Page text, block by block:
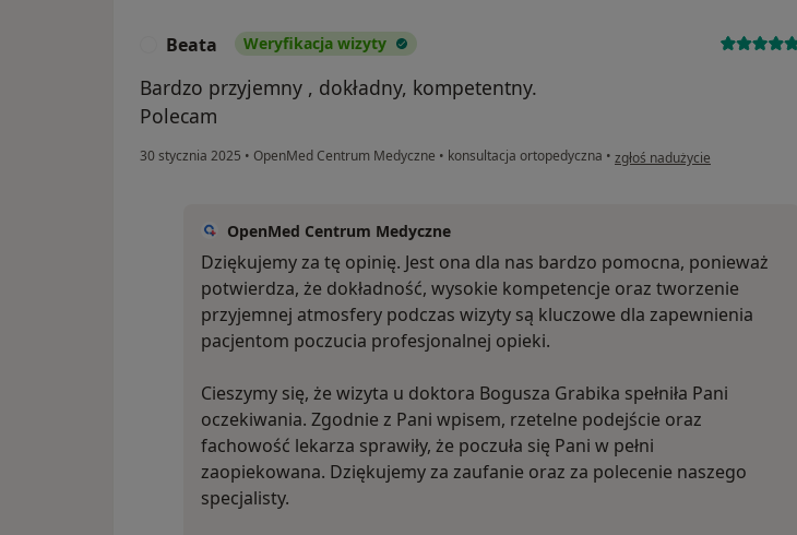
Beata Weryfikacja wizyty
Bardzo przyjemny , dokładny, kompetentny.
Polecam
30 stycznia 2025 • OpenMed Centrum Medyczne • konsultacja ortopedyczna • w opinii użytkownika Beata
zgłoś nadużycie
OpenMed Centrum Medyczne
Dziękujemy za tę opinię. Jest ona dla nas bardzo pomocna, ponieważ
potwierdza, że dokładność, wysokie kompetencje oraz tworzenie
przyjemnej atmosfery podczas wizyty są kluczowe dla zapewnienia
pacjentom poczucia profesjonalnej opieki.
Cieszymy się, że wizyta u doktora Bogusza Grabika spełniła Pani
oczekiwania. Zgodnie z Pani wpisem, rzetelne podejście oraz
fachowość lekarza sprawiły, że poczuła się Pani w pełni
zaopiekowana. Dziękujemy za zaufanie oraz za polecenie naszego
specjalisty.